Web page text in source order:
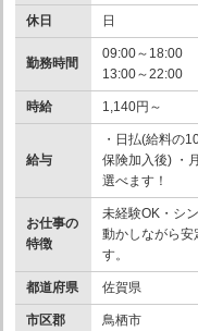
休日 日
勤務時間
09:00～18:00
13:00～22:00
時給 1,140円～
給与
・日払(給料の
保険加入後) ・
選べます！
お仕事の
特徴
未経験OK・シ
動かしながら安
す。
都道府県 佐賀県
市区郡 鳥栖市